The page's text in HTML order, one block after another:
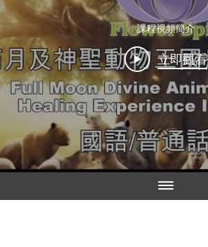
課程視頻簡介
立即觀看